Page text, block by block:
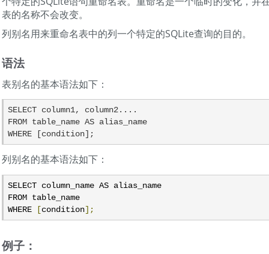
表的名称不会改变。
列别名用来重命名表中的列一个特定的SQLite查询的目的。
语法
表别名的基本语法如下：
SELECT column1, column2....
FROM table_name AS alias_name
WHERE [condition];
列别名的基本语法如下：
SELECT column_name AS alias_name
FROM table_name
WHERE
[condition];
例子：